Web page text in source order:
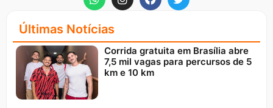
Últimas Notícias
Corrida gratuita em Brasília abre
7,5 mil vagas para percursos de 5
km e 10 km